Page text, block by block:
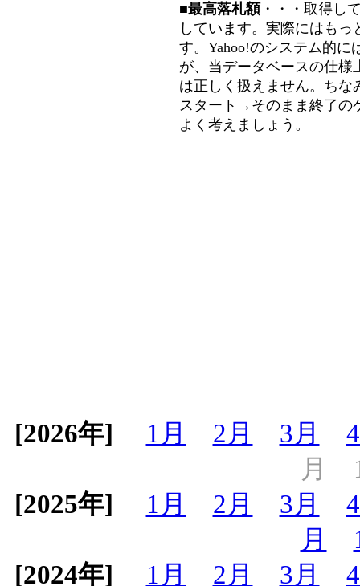
■最高落札額 ・・・取得し
しています。実際にはも
す。Yahoo!のシステム的に
が、当データベースの仕様
は正しく扱えません。ちな
スタート→そのまま終了の
よく考えましょう。
[2026年] 1月 2月 3月
月
[2025年]
1月 2月 3月
月
[2024年]
1月 2月 3月